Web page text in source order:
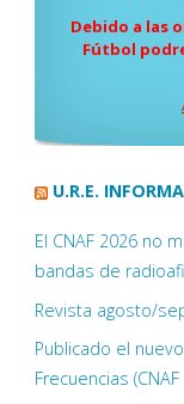
Debido a las
Fútbol
U.R.E. INFORMA
El CNAF 2026 no
bandas de
Revista agosto/
Publicado el
Frecuencias (CNAF